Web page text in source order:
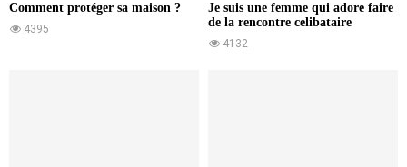
Comment protéger sa maison ?
4395
Je suis une femme qui adore faire
de la rencontre celibataire
4132